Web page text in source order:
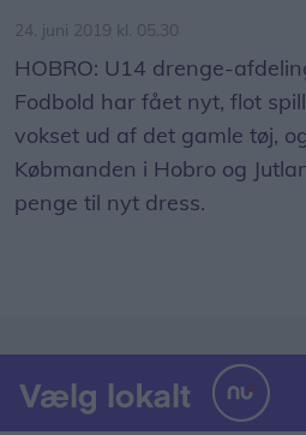
24. juni 2019 kl. 05.30
HOBRO: U14 drenge-
Fodbold har fået nyt, flot
vokset ud af det gamle tøj,
Købmanden i Hobro og
penge til nyt dress.